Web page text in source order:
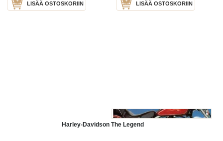
LISÄÄ OSTOSKORIIN LISÄÄ OSTOSKORIIN
Harley-Davidson The Legend